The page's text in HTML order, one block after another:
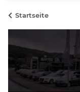
Startseite